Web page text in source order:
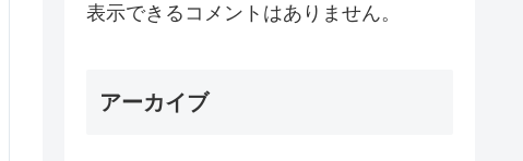
表示できるコメントはありません。
アーカイブ